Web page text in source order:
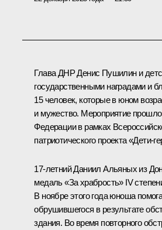
Глава ДНРДенис Пушилини
государственными наградами и
15 человек, которые в юном
и мужество. Мероприятие
Федерации в рамках
патриотического проекта «Дети-
17-летний Даниил Альяных из
медаль «За храбрость» IV
В ноябре этого года юноша
обрушившегося в результате
здания. Во время повторного